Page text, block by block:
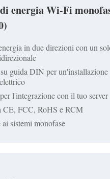
energia Wi-Fi
in due direzioni con un
guida DIN per un'installazione
l'integrazione con il tuo server
CE, FCC, RoHS e RCM
sistemi monofase